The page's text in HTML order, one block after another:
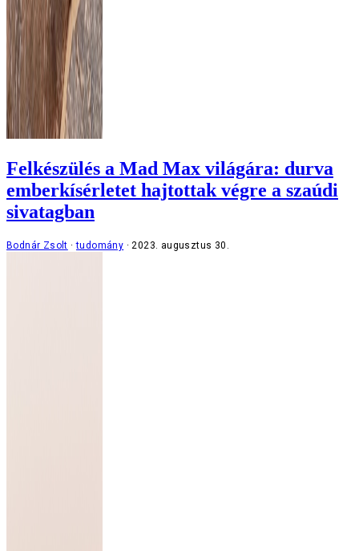
Felkészülés a Mad Max világára: durva
emberkísérletet hajtottak végre a szaúdi
sivatagban
Bodnár Zsolt tudomány 2023. augusztus 30.